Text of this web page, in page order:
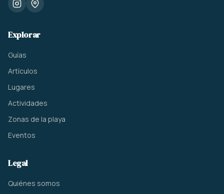
Explorar
Guías
Artículos
Lugares
Actividades
Zonas de la playa
Eventos
Legal
Quiénes somos